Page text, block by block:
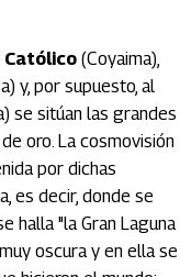
Católico (Coyaima),
y, por supuesto, al
se sitúan las grandes
oro. La cosmovisión
por dichas
es decir, donde se
halla "la Gran Laguna
oscura y en ella se